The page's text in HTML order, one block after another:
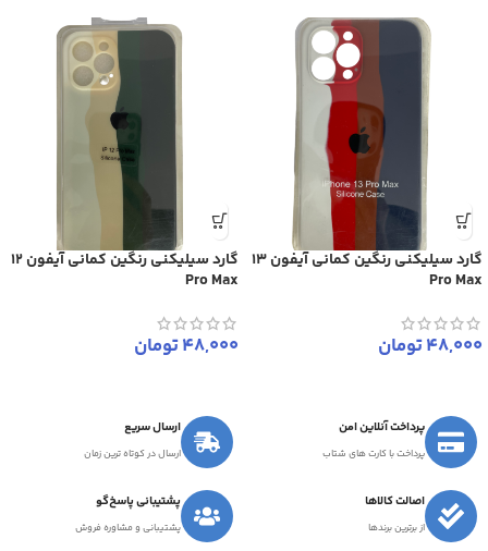
گارد سیلیکنی رنگین کمانی آیفون 13
Pro Max
48,000تومان
گارد سیلیکنی رنگین کمانی آیفون 12
Pro Max
48,000تومان
پرداخت آنلاین امن
پرداخت با کارت های شتاب
ارسال سریع
ارسال در کوتاه ترین زمان
اصالت کالاها
از برترین برندها
پشتیبانی پاسخ‌گو
پشتیبانی و مشاوره فروش